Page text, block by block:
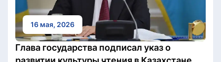
16 мая, 2026
Глава государства подписал указ о